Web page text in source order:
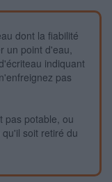
dont la fiabilité
un point d'eau,
indiquant
pas
pas potable, ou
soit retiré du